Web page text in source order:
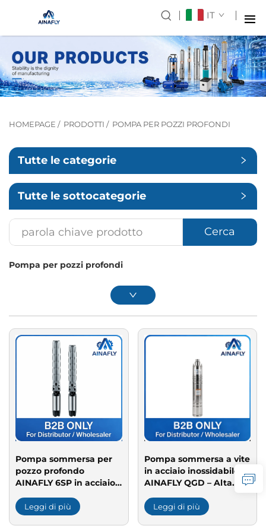
IT
HOMEPAGE / PRODOTTI / POMPA PER POZZI PROFONDI
Tutte le categorie
Tutte le sottocategorie
Cerca
Pompa per pozzi profondi
Pompa sommersa per
pozzo profondo
AINAFLY 6SP in acciaio
alla corrosione, ad alta
efficienza e di lunga
Leggi di più
Pompa sommersa a vite
in acciaio inossidabile
AINAFLY QGD – Alta
rumore e ideale per
pozzi profondi,
Leggi di più